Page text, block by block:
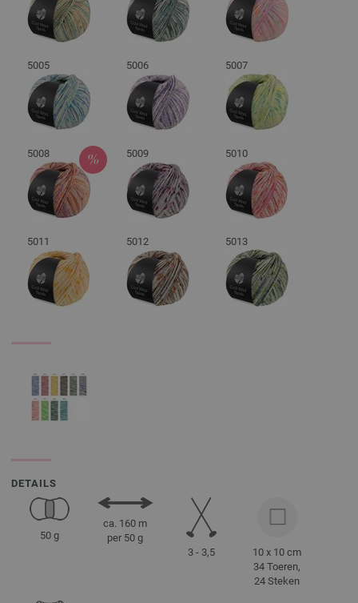
5005 5006 5007
5008 5009 5010
5011 5012 5013
DETAILS
50 g
ca. 160 m
per 50 g
3 - 3,5
10 x 10 cm
34 Toeren,
24 Steken